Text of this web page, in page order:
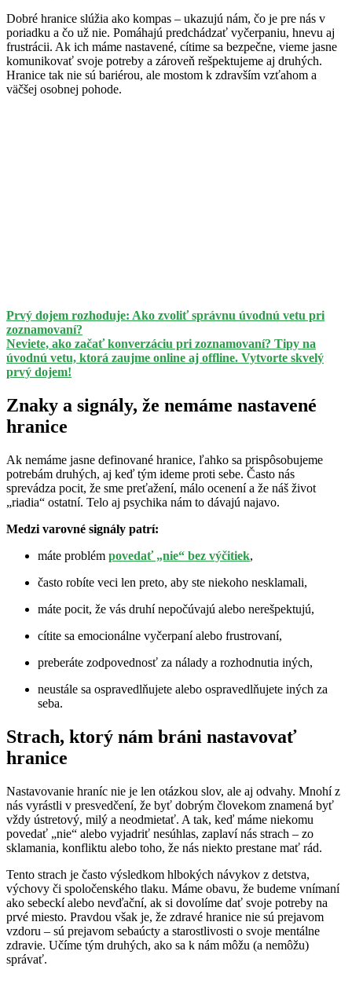
Dobré hranice slúžia ako kompas – ukazujú nám, čo je pre nás v
poriadku a čo už nie. Pomáhajú predchádzať vyčerpaniu, hnevu aj
frustrácii. Ak ich máme nastavené, cítime sa bezpečne, vieme jasne
komunikovať svoje potreby a zároveň rešpektujeme aj druhých.
Hranice tak nie sú bariérou, ale mostom k zdravším vzťahom a
väčšej osobnej pohode.
Prvý dojem rozhoduje: Ako zvoliť správnu úvodnú vetu pri
zoznamovaní?
Neviete, ako začať konverzáciu pri zoznamovaní? Tipy na
úvodnú vetu, ktorá zaujme online aj offline. Vytvorte skvelý
prvý dojem!
Znaky a signály, že nemáme nastavené
hranice
Ak nemáme jasne definované hranice, ľahko sa prispôsobujeme
potrebám druhých, aj keď tým ideme proti sebe. Často nás
sprevádza pocit, že sme preťažení, málo ocenení a že náš život
„riadia“ ostatní. Telo aj psychika nám to dávajú najavo.
Medzi varovné signály patrí:
máte problém povedať „nie“ bez výčitiek,
často robíte veci len preto, aby ste niekoho nesklamali,
máte pocit, že vás druhí nepočúvajú alebo nerešpektujú,
cítite sa emocionálne vyčerpaní alebo frustrovaní,
preberáte zodpovednosť za nálady a rozhodnutia iných,
neustále sa ospravedlňujete alebo ospravedlňujete iných za
seba.
Strach, ktorý nám bráni nastavovať
hranice
Nastavovanie hraníc nie je len otázkou slov, ale aj odvahy. Mnohí z
nás vyrástli v presvedčení, že byť dobrým človekom znamená byť
vždy ústretový, milý a neodmietať. A tak, keď máme niekomu
povedať „nie“ alebo vyjadriť nesúhlas, zaplaví nás strach – zo
sklamania, konfliktu alebo toho, že nás niekto prestane mať rád.
Tento strach je často výsledkom hlbokých návykov z detstva,
výchovy či spoločenského tlaku. Máme obavu, že budeme vnímaní
ako sebeckí alebo nevďační, ak si dovolíme dať svoje potreby na
prvé miesto. Pravdou však je, že zdravé hranice nie sú prejavom
vzdoru – sú prejavom sebaúcty a starostlivosti o svoje mentálne
zdravie. Učíme tým druhých, ako sa k nám môžu (a nemôžu)
správať.